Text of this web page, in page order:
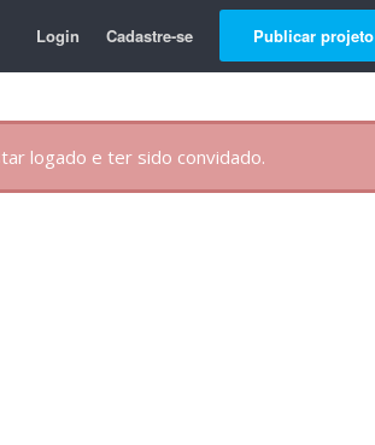
Login Cadastre-se Publicar projeto
logado e ter sido convidado.